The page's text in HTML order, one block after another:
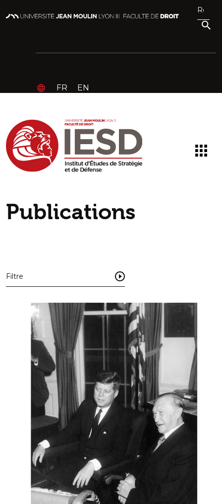
FR EN
Publications
Filtre